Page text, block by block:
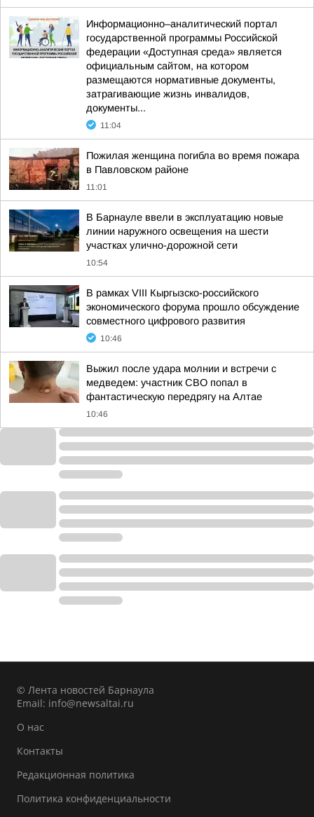
Информационно–аналитический портал
государственной программы Российской
федерации «Доступная среда» является
официальным сайтом, на котором
размещаются нормативные документы,
затрагивающие жизнь инвалидов,
документы...
11:04
Пожилая женщина погибла во время пожара
в Павловском районе
11:01
В Барнауле ввели в эксплуатацию новые
линии наружного освещения на шести
участках улично-дорожной сети
10:54
В рамках VIII Кыргызско-российского
экономического форума прошло обсуждение
совместного цифрового развития
10:46
Выжил после удара молнии и встречи с
медведем: участник СВО попал в
фантастическую передрягу на Алтае
10:46
© Лента новостей Барнаула
Email: info@newsaltai.ru
О нас
Контакты
Редакционная политика
Политика конфиденциальности